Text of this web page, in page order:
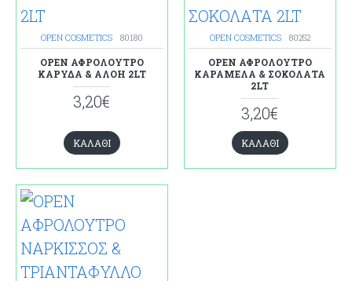
OPEN COSMETICS 80180
OPEN ΑΦΡΟΛΟΥΤΡΟ
ΚΑΡΥΔΑ & ΑΛΟΗ 2LT
3,20€
ΚΑΛΆΘΙ
OPEN COSMETICS 80252
OPEN ΑΦΡΟΛΟΥΤΡΟ
ΚΑΡΑΜΕΛΑ & ΣΟΚΟΛΑΤΑ
2LT
3,20€
ΚΑΛΆΘΙ